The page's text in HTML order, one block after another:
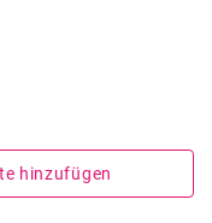
hinzufügen